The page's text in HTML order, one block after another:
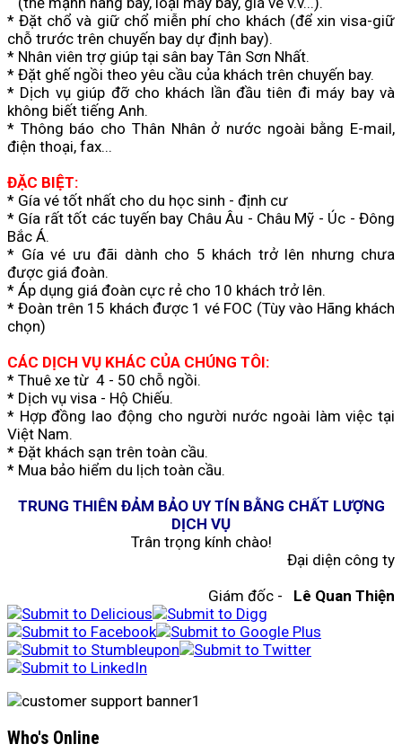
* Đặt chổ và giữ chổ miễn phí cho khách (để xin visa-giữ
chỗ trước trên chuyến bay dự định bay).
* Nhân viên trợ giúp tại sân bay Tân Sơn Nhất.
* Đặt ghế ngồi theo yêu cầu của khách trên chuyến bay.
* Dịch vụ giúp đỡ cho khách lần đầu tiên đi máy bay và
không biết tiếng Anh.
* Thông báo cho Thân Nhân ở nước ngoài bằng E-mail,
điện thoại, fax...
ĐẶC BIỆT:
* Gía vé tốt nhất cho du học sinh - định cư
* Gía rất tốt các tuyến bay Châu Âu - Châu Mỹ - Úc - Đông
Bắc Á.
* Gía vé ưu đãi dành cho 5 khách trở lên nhưng chưa
được giá đoàn.
* Áp dụng giá đoàn cực rẻ cho 10 khách trở lên.
* Đoàn trên 15 khách được 1 vé FOC (Tùy vào Hãng khách
chọn)
CÁC DỊCH VỤ KHÁC CỦA CHÚNG TÔI:
* Thuê xe từ 4 - 50 chỗ ngồi.
* Dịch vụ visa - Hộ Chiếu.
* Hợp đồng lao động cho người nước ngoài làm việc tại
Việt Nam.
* Đặt khách sạn trên toàn cầu.
* Mua bảo hiểm du lịch toàn cầu.
TRUNG THIÊN ĐẢM BẢO UY TÍN BẰNG CHẤT LƯỢNG
DỊCH VỤ
Trân trọng kính chào!
Đại diện công ty
Giám đốc -
Lê Quan Thiện
Who's Online